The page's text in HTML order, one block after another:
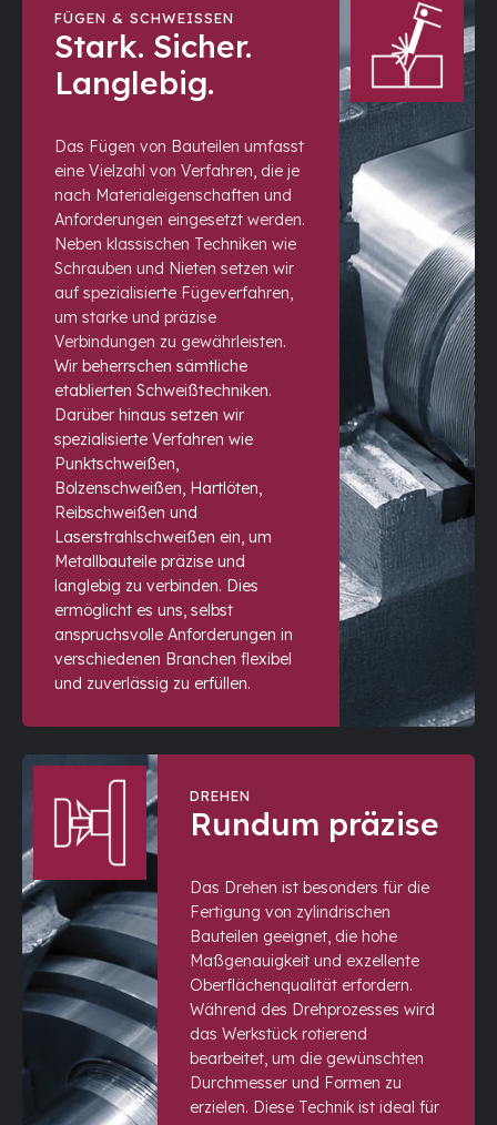
FÜGEN & SCHWEISSEN
Stark. Sicher.
Langlebig.
Das Fügen von Bauteilen umfasst
eine Vielzahl von Verfahren, die je
nach Materialeigenschaften und
Anforderungen eingesetzt werden.
Neben klassischen Techniken wie
Schrauben und Nieten setzen wir
auf spezialisierte Fügeverfahren,
um starke und präzise
Verbindungen zu gewährleisten.
Wir beherrschen sämtliche
etablierten Schweißtechniken.
Darüber hinaus setzen wir
spezialisierte Verfahren wie
Punktschweißen,
Bolzenschweißen, Hartlöten,
Reibschweißen und
Laserstrahlschweißen ein, um
Metallbauteile präzise und
langlebig zu verbinden. Dies
ermöglicht es uns, selbst
anspruchsvolle Anforderungen in
verschiedenen Branchen flexibel
und zuverlässig zu erfüllen.
DREHEN
Rundum präzise
Das Drehen ist besonders für die
Fertigung von zylindrischen
Bauteilen geeignet, die hohe
Maßgenauigkeit und exzellente
Oberflächenqualität erfordern.
Während des Drehprozesses wird
das Werkstück rotierend
bearbeitet, um die gewünschten
Durchmesser und Formen zu
erzielen. Diese Technik ist ideal für